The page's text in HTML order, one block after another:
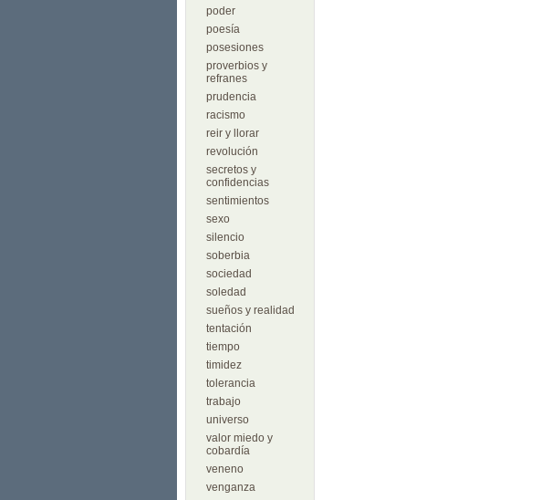
poder
poesía
posesiones
proverbios y
refranes
prudencia
racismo
reir y llorar
revolución
secretos y
confidencias
sentimientos
sexo
silencio
soberbia
sociedad
soledad
sueños y realidad
tentación
tiempo
timidez
tolerancia
trabajo
universo
valor miedo y
cobardía
veneno
venganza